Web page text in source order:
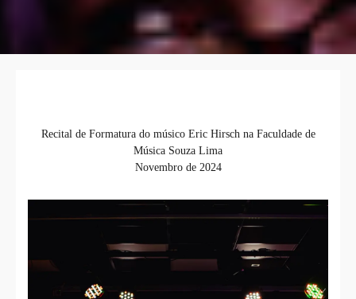
Recital de Formatura do músico Eric Hirsch na Faculdade de
Música Souza Lima
Novembro de 2024